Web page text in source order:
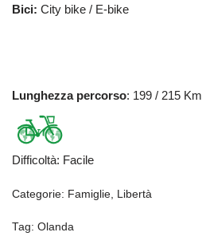
Bici: City bike / E-bike
Lunghezza percorso: 199 / 215 Km
Difficoltà: Facile
Categorie: Famiglie, Libertà
Tag: Olanda